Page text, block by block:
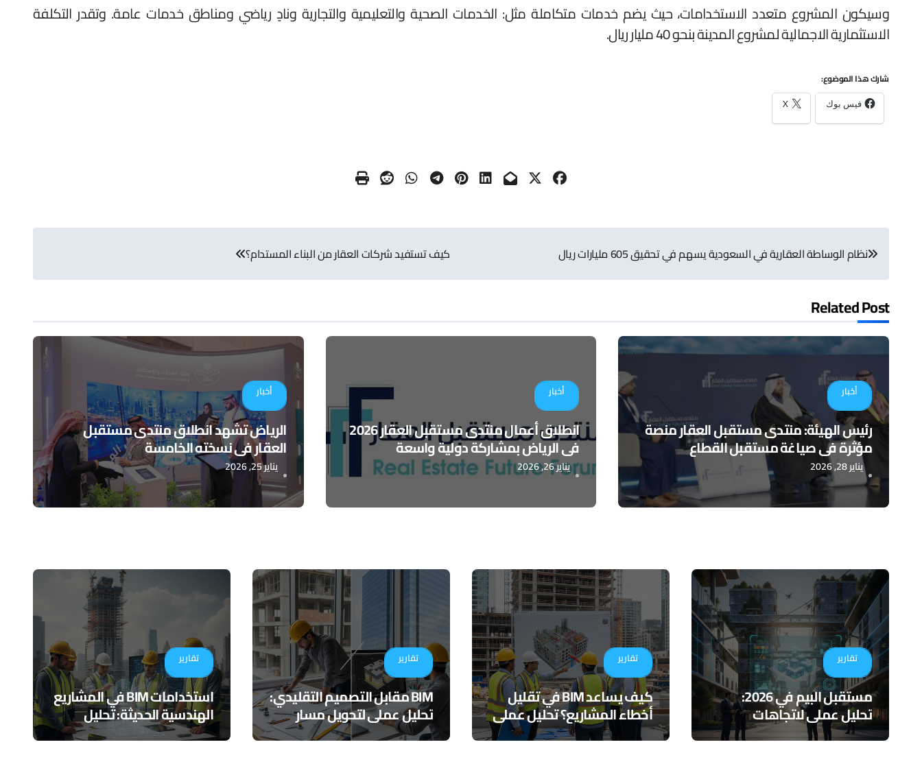
وسيكون المشروع متعدد الاستخدامات، حيث يضم خدمات متكاملة مثل: الخدمات الصحية والتعليمية والتجارية ونادٍ رياضي ومناطق خدمات عامة. وتقدر التكلفة
الاستثمارية الاجمالية لمشروع المدينة بنحو 40 مليار ريال.
شارك هذا الموضوع:
فيس بوك X
تصفّح
المقالات
نظام الوساطة العقارية في السعودية يسهم في تحقيق 605 مليارات ريال كيف تستفيد شركات العقار من البناء المستدام؟
Related Post
أخبار
رئيس الهيئة: منتدى مستقبل العقار منصة
مؤثرة في صياغة مستقبل القطاع
يناير 28, 2026
أخبار
انطلاق أعمال منتدى مستقبل العقار 2026
في الرياض بمشاركة دولية واسعة
يناير 26, 2026
أخبار
الرياض تشهد انطلاق منتدى مستقبل
العقار في نسخته الخامسة
يناير 25, 2026
تقارير
مستقبل البيم في 2026:
تحليل عملي لاتجاهات
التكامل والذكاء الاصطناعي
تقارير
كيف يساعد BIM في تقليل
أخطاء المشاريع؟ تحليل عملي
لأدوات التنسيق الرقمي
تقارير
BIM مقابل التصميم التقليدي:
تحليل عملي لتحويل مسار
المشاريع الهندسية
تقارير
استخدامات BIM في المشاريع
الهندسية الحديثة: تحليل
عملي يتجاوز النمذجة